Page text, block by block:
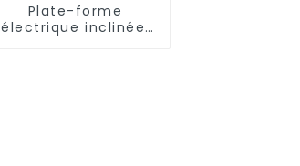
Plate-forme
électrique inclinée,